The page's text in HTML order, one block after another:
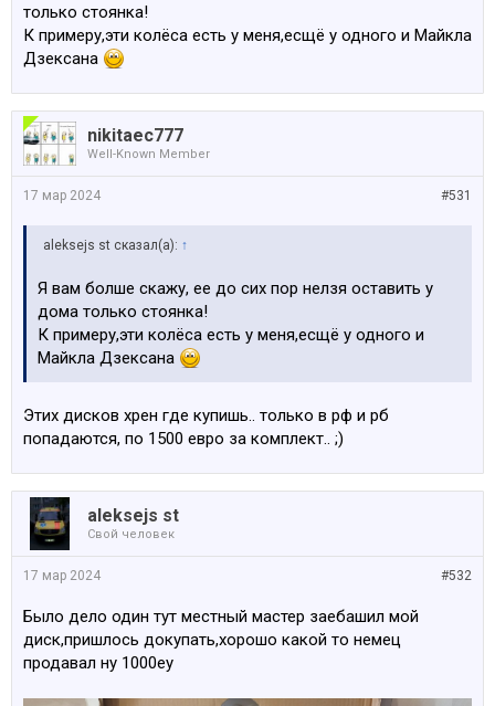
только стоянка!
К примеру,эти колёса есть у меня,есщё у одного и Майкла
Дзексана
nikitaec777
Well-Known Member
#531
17 мар 2024
aleksejs st сказал(а): ↑
Я вам болше скажу, ее до сих пор нелзя оставить у
дома только стоянка!
К примеру,эти колёса есть у меня,есщё у одного и
Майкла Дзексана
Этих дисков хрен где купишь.. только в рф и рб
попадаются, по 1500 евро за комплект.. ;)
aleksejs st
Свой человек
#532
17 мар 2024
Было дело один тут местный мастер заебашил мой
диск,пришлось докупать,хорошо какой то немец
продавал ну 1000еу